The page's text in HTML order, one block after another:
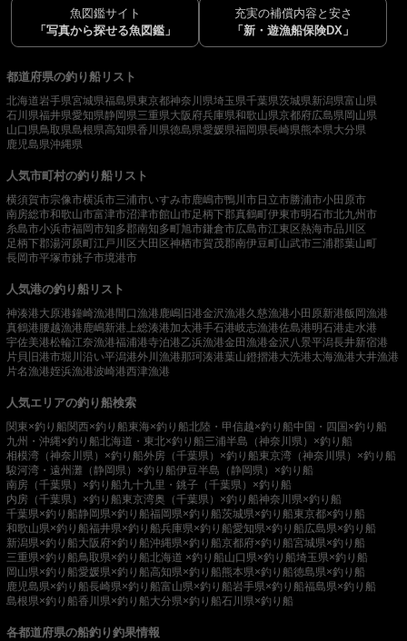
魚図鑑サイト
「写真から探せる魚図鑑」
充実の補償内容と安さ
「新・遊漁船保険DX」
都道府県の釣り船リスト
北海道岩手県宮城県福島県東京都神奈川県埼玉県千葉県茨城県新潟県富山県
石川県福井県愛知県静岡県三重県大阪府兵庫県和歌山県京都府広島県岡山県
山口県鳥取県島根県高知県香川県徳島県愛媛県福岡県長崎県熊本県大分県
鹿児島県沖縄県
人気市町村の釣り船リスト
横須賀市宗像市横浜市三浦市いすみ市鹿嶋市鴨川市 日立市勝浦市小田原市
南房総市和歌山市富津市沼津市館山市足柄下郡真鶴町伊東市明石市北九州市
糸島市小浜市福岡市知多郡南知多町旭市鎌倉市広島市江東区熱海市品川区
足柄下郡湯河原町江戸川区 大田区神栖市賀茂郡南伊豆町山武市三浦郡葉山町
長岡市平塚市銚子市境港市
人気港の釣り船リスト
神湊港大原港鐘崎漁港 間口漁港鹿嶋旧港金沢漁港久慈漁港小田原新港飯岡漁港
真鶴港 腰越漁港鹿嶋新港 上総湊港加太港手石港岐志漁港佐島港明石港走水港
宇佐美港松輪江奈漁港福浦港寺泊港乙浜漁港金田漁港金沢八景平潟長井新宿港
片貝旧港市堀川沿い平潟港外川漁港那珂湊港葉山鐙摺港大洗港太海漁港大井漁港
片名漁港姪浜漁港波崎港西津漁港
人気エリアの釣り船検索
関東×釣り船関西×釣り船東海×釣り船北陸・甲信越×釣り船中国・四国×釣り船
九州・沖縄×釣り船北海道・東北×釣り船三浦半島（神奈川県）×釣り船
相模湾（神奈川県）×釣り船外房（千葉県）×釣り船東京湾（神奈川県）×釣り船
駿河湾・遠州灘（静岡県）×釣り船伊豆半島（静岡県）×釣り船
南房（千葉県）×釣り船九十九里・銚子（千葉県）×釣り船
内房（千葉県）×釣り船東京湾奥（千葉県）×釣り船神奈川県×釣り船
千葉県×釣り船静岡県×釣り船福岡県×釣り船茨城県×釣り船東京都×釣り船
和歌山県×釣り船福井県×釣り船兵庫県×釣り船愛知県×釣り船広島県×釣り船
新潟県×釣り船大阪府×釣り船沖縄県×釣り船京都府×釣り船宮城県×釣り船
三重県×釣り船鳥取県×釣り船北海道 ×釣り船山口県×釣り船埼玉県×釣り船
岡山県×釣り船愛媛県×釣り船高知県×釣り船熊本県×釣り船徳島県×釣り船
鹿児島県×釣り船長崎県×釣り船富山県×釣り船岩手県×釣り船福島県×釣り船
島根県×釣り船香川県×釣り船大分県×釣り船石川県×釣り船
各都道府県の船釣り釣果情報